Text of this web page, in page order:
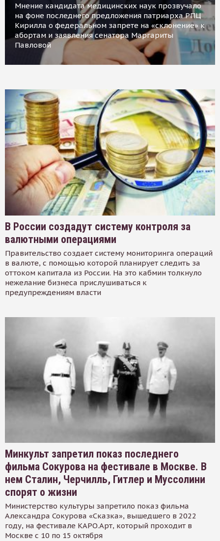
Мнение кандидата медицинских наук прозвучало
на фоне последнего предложения патриарха РПЦ
Кирилла о федеральном запрете на «склонение» к
абортам и заявления сенатора Маргариты
Павловой
В России создадут систему контроля за
валютными операциями
Правительство создает систему мониторинга операций
в валюте, с помощью которой планирует следить за
оттоком капитала из России. На это кабмин толкнуло
нежелание бизнеса прислушиваться к
предупреждениям власти
Минкульт запретил показ последнего
фильма Сокурова на фестивале в Москве. В
нем Сталин, Черчилль, Гитлер и Муссолини
спорят о жизни
Министерство культуры запретило показ фильма
Александра Сокурова «Сказка», вышедшего в 2022
году, на фестивале КАРО.Арт, который проходит в
Москве с 10 по 15 октября